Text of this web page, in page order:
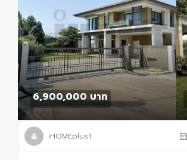
6,900,000 บาท
iHOMEplus1